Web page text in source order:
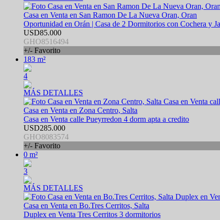
Casa en Venta en San Ramon De La Nueva Oran, Oran
Oportunidad en Orán | Casa de 2 Dormitorios con Cochera y
USD85.000
GHO8516494
+/- Favorito
183 m²
4
MÁS DETALLES
Casa en Venta en Zona Centro, Salta
Casa en Venta calle Pueyrredon 4 dorm apta a credito
USD285.000
GHO8083574
+/- Favorito
0 m²
3
MÁS DETALLES
Casa en Venta en Bo.Tres Cerritos, Salta
Duplex en Venta Tres Cerritos 3 dormitorios